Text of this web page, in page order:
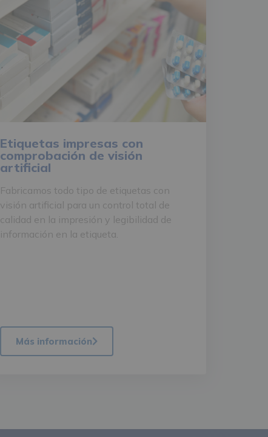
Etiquetas impresas con
comprobación de visión
artificial
Fabricamos todo tipo de etiquetas con
visión artificial para un control total de
calidad en la impresión y legibilidad de
información en la etiqueta.
Más información